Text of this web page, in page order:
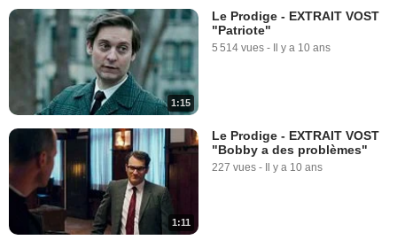
1:15
Le Prodige - EXTRAIT VOST
"Patriote"
5 514 vues - Il y a 10 ans
1:11
Le Prodige - EXTRAIT VOST
"Bobby a des problèmes"
227 vues - Il y a 10 ans